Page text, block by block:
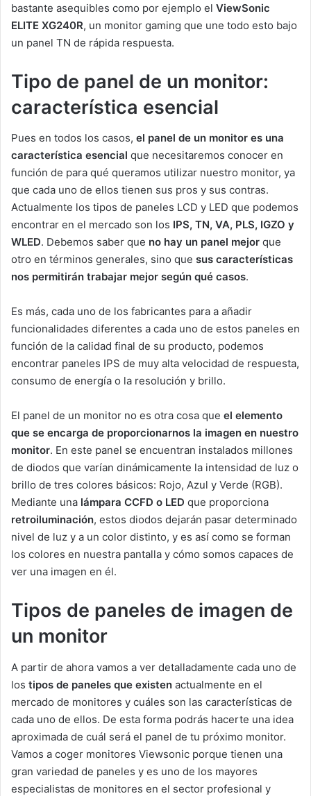
bastante asequibles como por ejemplo el ViewSonic
ELITE XG240R, un monitor gaming que une todo esto bajo
un panel TN de rápida respuesta.
Tipo de panel de un monitor:
característica esencial
Pues en todos los casos, el panel de un monitor es una
característica esencial que necesitaremos conocer en
función de para qué queramos utilizar nuestro monitor, ya
que cada uno de ellos tienen sus pros y sus contras.
Actualmente los tipos de paneles LCD y LED que podemos
encontrar en el mercado son los IPS, TN, VA, PLS, IGZO y
WLED. Debemos saber que no hay un panel mejor que
otro en términos generales, sino que sus características
nos permitirán trabajar mejor según qué casos.
Es más, cada uno de los fabricantes para a añadir
funcionalidades diferentes a cada uno de estos paneles en
función de la calidad final de su producto, podemos
encontrar paneles IPS de muy alta velocidad de respuesta,
consumo de energía o la resolución y brillo.
El panel de un monitor no es otra cosa que el elemento
que se encarga de proporcionarnos la imagen en nuestro
monitor. En este panel se encuentran instalados millones
de diodos que varían dinámicamente la intensidad de luz o
brillo de tres colores básicos: Rojo, Azul y Verde (RGB).
Mediante una lámpara CCFD o LED que proporciona
retroiluminación, estos diodos dejarán pasar determinado
nivel de luz y a un color distinto, y es así como se forman
los colores en nuestra pantalla y cómo somos capaces de
ver una imagen en él.
Tipos de paneles de imagen de
un monitor
A partir de ahora vamos a ver detalladamente cada uno de
los tipos de paneles que existen actualmente en el
mercado de monitores y cuáles son las características de
cada uno de ellos. De esta forma podrás hacerte una idea
aproximada de cuál será el panel de tu próximo monitor.
Vamos a coger monitores Viewsonic porque tienen una
gran variedad de paneles y es uno de los mayores
especialistas de monitores en el sector profesional y